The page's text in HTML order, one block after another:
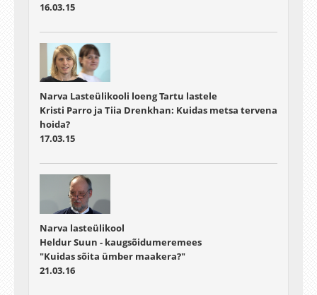
16.03.15
Narva Lasteülikooli loeng Tartu lastele
Kristi Parro ja Tiia Drenkhan: Kuidas metsa tervena
hoida?
17.03.15
Narva lasteülikool
Heldur Suun - kaugsõidumeremees
"Kuidas sõita ümber maakera?"
21.03.16